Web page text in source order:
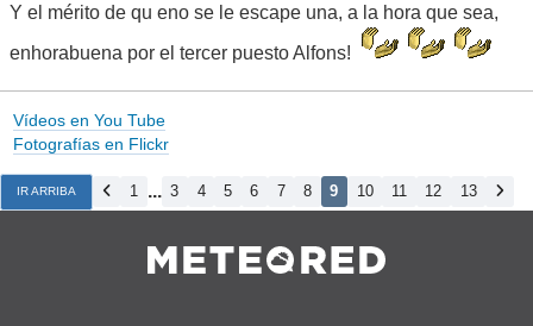
Y el mérito de qu eno se le escape una, a la hora que sea,
enhorabuena por el tercer puesto Alfons!
Vídeos en You Tube
Fotografías en Flickr
IR ARRIBA 1 ... 3 4 5 6 7 8 9 10 11 12 13